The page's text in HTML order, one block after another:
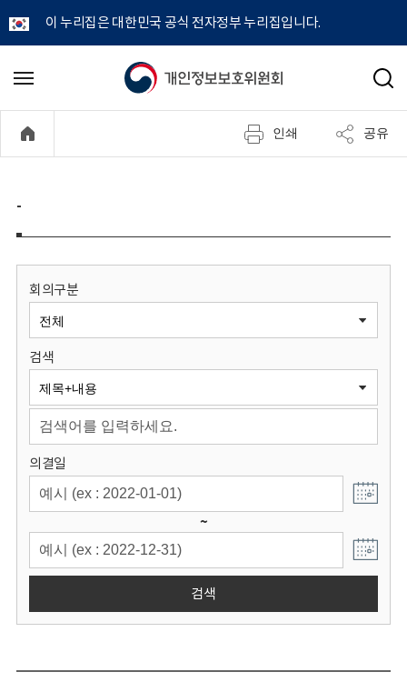
이 누리집은 대한민국 공식 전자정부 누리집입니다.
개
정
보
원
회
메
기
검
인쇄 공유
-
회의구분
검색
의결일
~
검색